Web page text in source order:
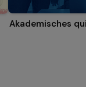
Akademisches